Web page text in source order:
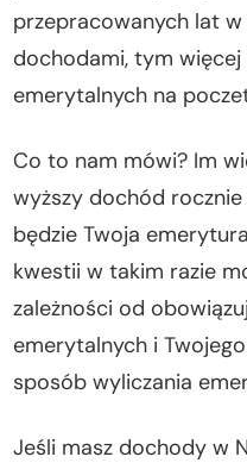
przepracowanych lat
dochodami, tym
emerytalnych na
Co to nam mówi? Im
wyższy dochód
będzie Twoja
kwestii w takim razie
zależności od
emerytalnych i
sposób wyliczania
Jeśli masz dochody w